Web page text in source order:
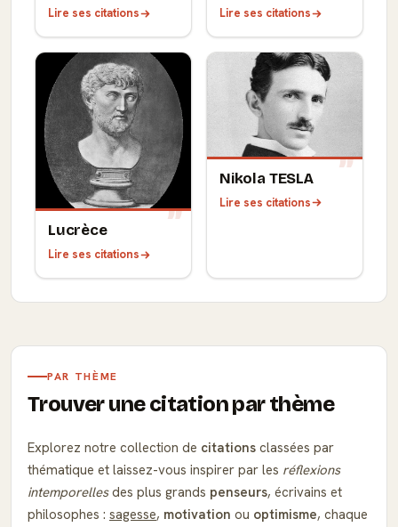
Lire ses citations Lire ses citations
Lucrèce
Lire ses citations
Nikola TESLA
Lire ses citations
PAR THÈME
Trouver une citation par thème
Explorez notre collection de citations classées par
thématique et laissez-vous inspirer par les réflexions
intemporellesdes plus grands penseurs, écrivains et
philosophes : sagesse, motivation ou optimisme, chaque